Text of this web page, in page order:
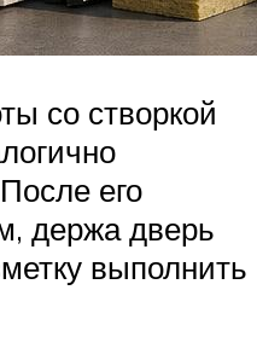
со створкой
его
держа дверь
выполнить